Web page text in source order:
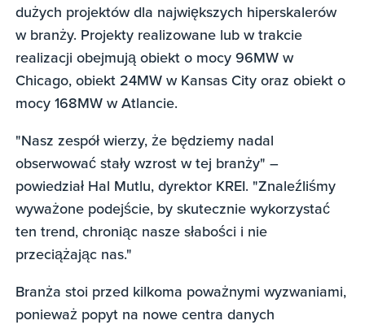
dużych projektów dla największych hiperskalerów
w branży. Projekty realizowane lub w trakcie
realizacji obejmują obiekt o mocy 96MW w
Chicago, obiekt 24MW w Kansas City oraz obiekt o
mocy 168MW w Atlancie.
"Nasz zespół wierzy, że będziemy nadal
obserwować stały wzrost w tej branży" –
powiedział Hal Mutlu, dyrektor KREI. "Znaleźliśmy
wyważone podejście, by skutecznie wykorzystać
ten trend, chroniąc nasze słabości i nie
przeciążając nas."
Branża stoi przed kilkoma poważnymi wyzwaniami,
ponieważ popyt na nowe centra danych